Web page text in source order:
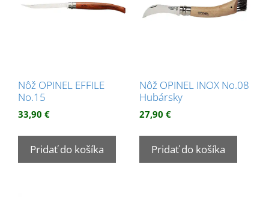
vybrať
Nôž OPINEL EFFILE
No.15
33,90 €
Pridať do košíka
Nôž OPINEL INOX No.08
Hubársky
27,90 €
Pridať do košíka